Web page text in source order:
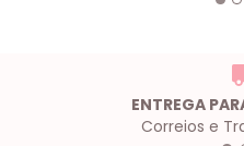
ENTREGA
Correios e